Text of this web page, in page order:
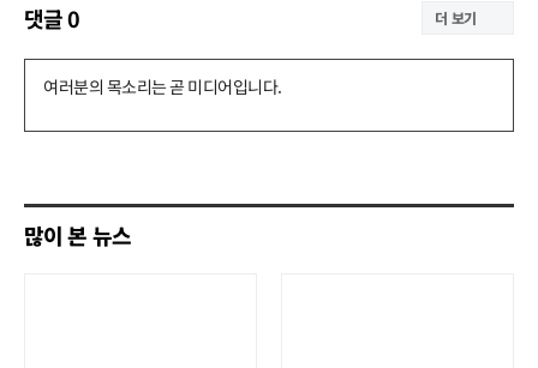
댓글0 더 보기
댓
기
많이 본 뉴스